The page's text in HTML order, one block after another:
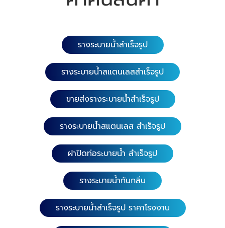
รางระบายน้ำสำเร็จรูป
รางระบายน้ำสแตนเลสสำเร็จรูป
ขายส่งรางระบายน้ำสำเร็จรูป
รางระบายน้ำสแตนเลส สำเร็จรูป
ฝาปิดท่อระบายน้ำ สำเร็จรูป
รางระบายน้ำกันกลิ่น
รางระบายน้ำสำเร็จรูป ราคาโรงงาน